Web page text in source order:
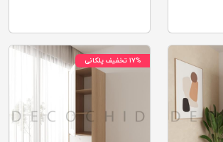
۱۷% تخفیف پلکانی